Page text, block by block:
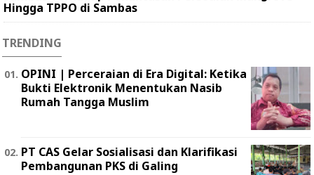
Hingga TPPO di Sambas
TRENDING
OPINI | Perceraian di Era Digital: Ketika
Bukti Elektronik Menentukan Nasib
Rumah Tangga Muslim
PT CAS Gelar Sosialisasi dan Klarifikasi
Pembangunan PKS di Galing